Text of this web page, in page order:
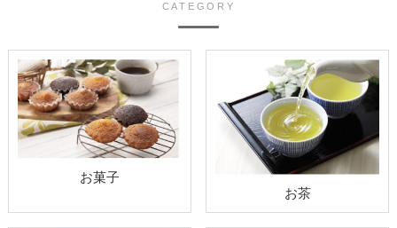
CATEGORY
お菓子
お茶